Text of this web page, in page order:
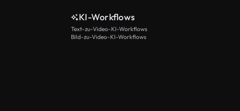
KI-Workflows
Text-zu-Video-KI-Workflows
Bild-zu-Video-KI-Workflows